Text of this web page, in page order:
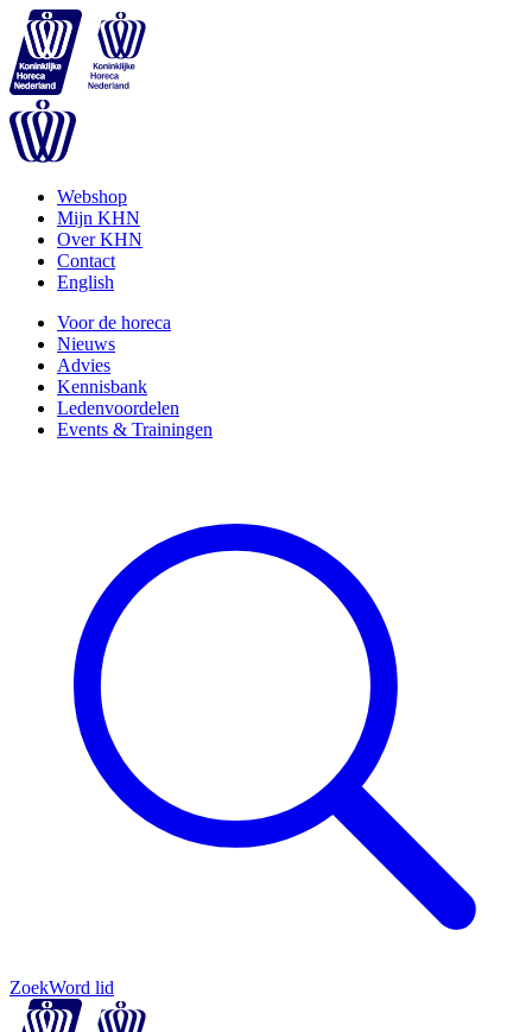
Webshop
Mijn KHN
Over KHN
Contact
English
Voor de horeca
Nieuws
Advies
Kennisbank
Ledenvoordelen
Events & Trainingen
ZoekWord lid